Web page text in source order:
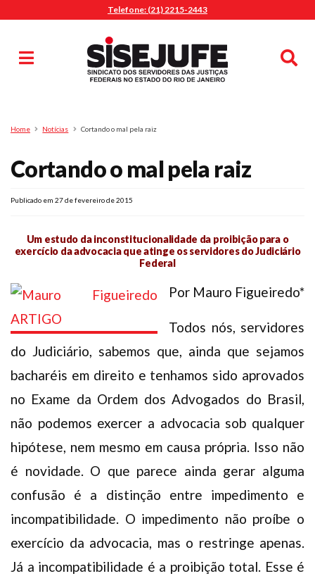
Telefone: (21) 2215-2443
Pesquisa
Home Notícias Cortando o mal pela raiz
Cortando o mal pela raiz
Publicado em 27 de fevereiro de 2015
Um estudo da inconstitucionalidade da proibição para o
exercício da advocacia que atinge os servidores do Judiciário
Federal
Por Mauro Figueiredo*
Todos nós, servidores
do Judiciário, sabemos que, ainda que sejamos
bacharéis em direito e tenhamos sido aprovados
no Exame da Ordem dos Advogados do Brasil,
não podemos exercer a advocacia sob qualquer
hipótese, nem mesmo em causa própria. Isso não
é novidade. O que parece ainda gerar alguma
confusão é a distinção entre impedimento e
incompatibilidade. O impedimento não proíbe o
exercício da advocacia, mas o restringe apenas.
Já a incompatibilidade é a proibição total. Esse é
MENU
Sindicalize-se
Diretoria
O Sindicato
Agenda
Casa do Alto
Sede Campestre
Gympass Wellhub
Seguro Auto
Plano de Saúde
Assistência Funeral
Pós-graduação
FacebookInstagramTwitter YoutubeTikTok Whatsapp